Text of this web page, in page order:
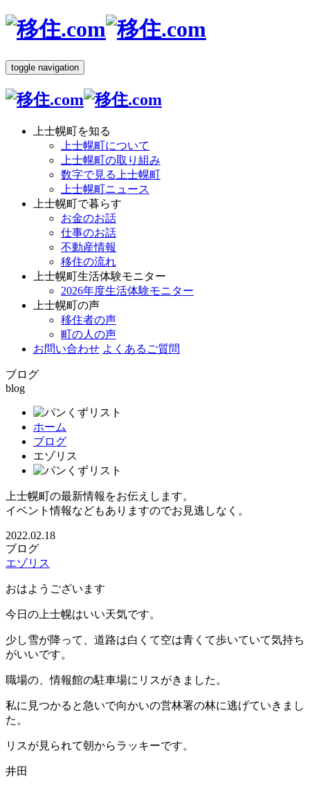
toggle navigation
上士幌町を知る
上士幌町について
上士幌町の取り組み
数字で見る上士幌町
上士幌町ニュース
上士幌町で暮らす
お金のお話
仕事のお話
不動産情報
移住の流れ
上士幌町生活体験モニター
2026年度生活体験モニター
上士幌町の声
移住者の声
町の人の声
お問い合わせ よくあるご質問
ブログ
blog
ホーム
ブログ
エゾリス
上士幌町の最新情報をお伝えします。
イベント情報などもありますのでお見逃しなく。
2022.02.18
ブログ
エゾリス
おはようございます
今日の上士幌はいい天気です。
少し雪が降って、道路は白くて空は青くて歩いていて気持ち
がいいです。
職場の、情報館の駐車場にリスがきました。
私に見つかると急いで向かいの営林署の林に逃げていきまし
た。
リスが見られて朝からラッキーです。
井田